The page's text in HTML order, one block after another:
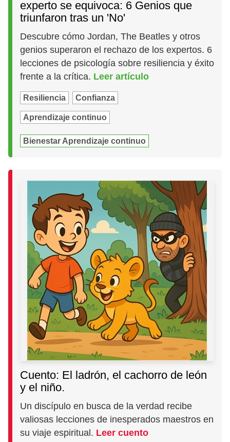
experto se equivoca: 6 Genios que
triunfaron tras un 'No'
Descubre cómo Jordan, The Beatles y otros
genios superaron el rechazo de los expertos. 6
lecciones de psicología sobre resiliencia y éxito
frente a la crítica. Leer artículo
Resiliencia Confianza
Aprendizaje continuo
Bienestar Aprendizaje continuo
Cuento: El ladrón, el cachorro de león
y el niño.
Un discípulo en busca de la verdad recibe
valiosas lecciones de inesperados maestros en
su viaje espiritual. Leer cuento